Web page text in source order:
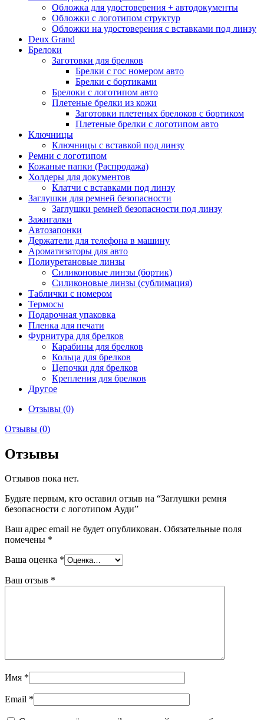
Обложка для удостоверения + автодокументы
Обложки с логотипом структур
Обложки на удостоверения с вставками под линзу
Deux Grand
Брелоки
Заготовки для брелков
Брелки с гос номером авто
Брелки с бортиками
Брелоки с логотипом авто
Плетеные брелки из кожи
Заготовки плетеных брелоков с бортиком
Плетеные брелки с логотипом авто
Ключницы
Ключницы с вставкой под линзу
Ремни с логотипом
Кожаные папки (Распродажа)
Холдеры для документов
Клатчи с вставками под линзу
Заглушки для ремней безопасности
Заглушки ремней безопасности под линзу
Зажигалки
Автозапонки
Держатели для телефона в машину
Ароматизаторы для авто
Полиуретановые линзы
Силиконовые линзы (бортик)
Силиконовые линзы (сублимация)
Таблички с номером
Термосы
Подарочная упаковка
Пленка для печати
Фурнитура для брелков
Карабины для брелков
Кольца для брелков
Цепочки для брелков
Крепления для брелков
Другое
Отзывы (0)
Отзывы (0)
Отзывы
Отзывов пока нет.
Будьте первым, кто оставил отзыв на “Заглушки ремня
безопасности с логотипом Ауди”
Ваш адрес email не будет опубликован. Обязательные поля
помечены *
Ваша оценка *
Ваш отзыв *
Имя *
Email *